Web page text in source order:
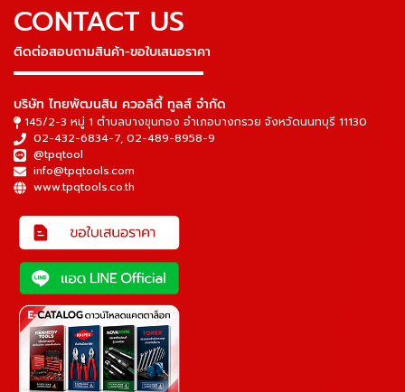
CONTACT US
ติดต่อสอบถามสินค้า-ขอใบเสนอราคา
▬▬▬▬▬▬▬▬▬▬▬▬▬▬▬
บริษัท ไทยพัฒนสิน ควอลิตี้ ทูลส์ จำกัด
145/2-3 หมู่ 1 ตำบลบางขุนกอง อำเภอบางกรวย จังหวัดนนทบุรี 11130
02-432-6834-7, 02-489-8958-9
@tpqtool
info@tpqtools.com
www.tpqtools.co.th